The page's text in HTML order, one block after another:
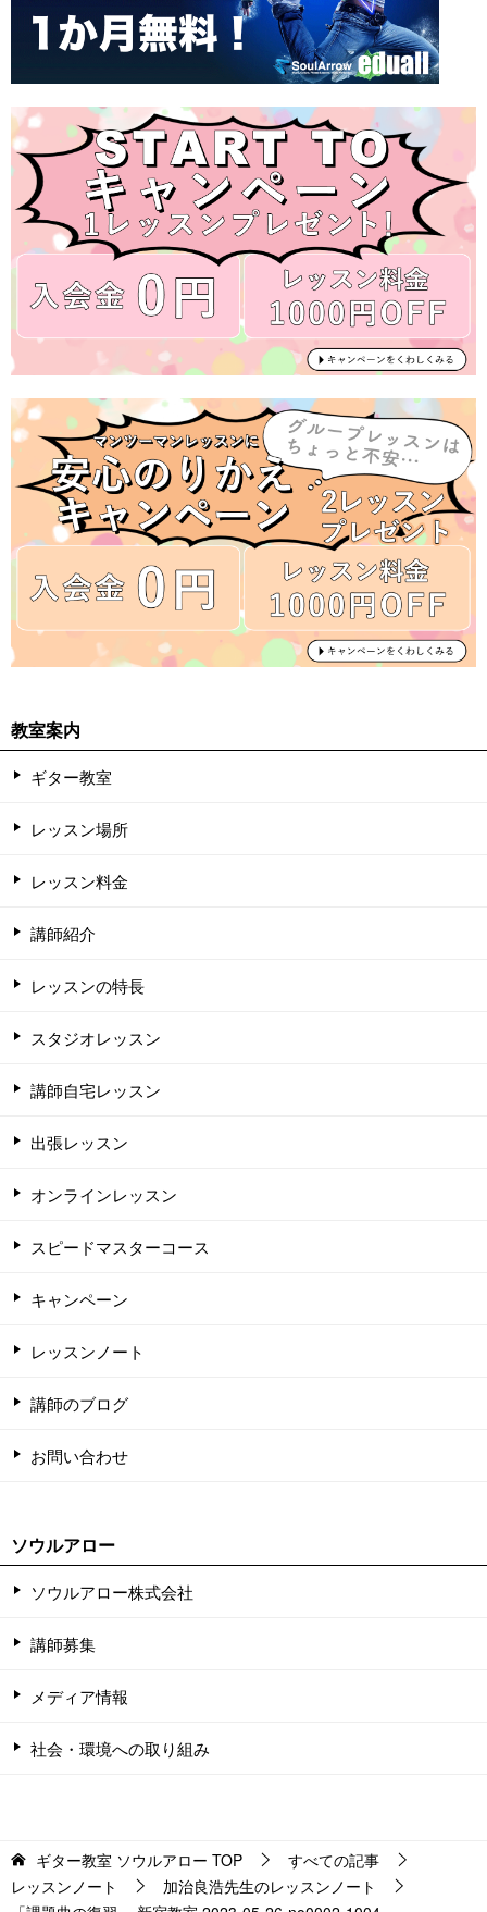
教室案内
ギター教室
レッスン場所
レッスン料金
講師紹介
レッスンの特長
スタジオレッスン
講師自宅レッスン
出張レッスン
オンラインレッスン
スピードマスターコース
キャンペーン
レッスンノート
講師のブログ
お問い合わせ
ソウルアロー
ソウルアロー株式会社
講師募集
メディア情報
社会・環境への取り組み
ギター教室 ソウルアロー TOP
すべての記事
レッスンノート
加治良浩先生のレッスンノート